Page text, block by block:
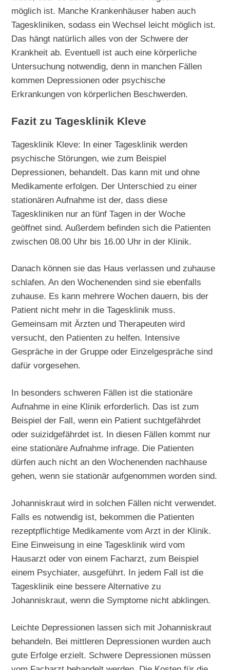
möglich ist. Manche Krankenhäuser haben auch
Tageskliniken, sodass ein Wechsel leicht möglich ist.
Das hängt natürlich alles von der Schwere der
Krankheit ab. Eventuell ist auch eine körperliche
Untersuchung notwendig, denn in manchen Fällen
kommen Depressionen oder psychische
Erkrankungen von körperlichen Beschwerden.
Fazit zu Tagesklinik Kleve
Tagesklinik Kleve: In einer Tagesklinik werden
psychische Störungen, wie zum Beispiel
Depressionen, behandelt. Das kann mit und ohne
Medikamente erfolgen. Der Unterschied zu einer
stationären Aufnahme ist der, dass diese
Tageskliniken nur an fünf Tagen in der Woche
geöffnet sind. Außerdem befinden sich die Patienten
zwischen 08.00 Uhr bis 16.00 Uhr in der Klinik.
Danach können sie das Haus verlassen und zuhause
schlafen. An den Wochenenden sind sie ebenfalls
zuhause. Es kann mehrere Wochen dauern, bis der
Patient nicht mehr in die Tagesklinik muss.
Gemeinsam mit Ärzten und Therapeuten wird
versucht, den Patienten zu helfen. Intensive
Gespräche in der Gruppe oder Einzelgespräche sind
dafür vorgesehen.
In besonders schweren Fällen ist die stationäre
Aufnahme in eine Klinik erforderlich. Das ist zum
Beispiel der Fall, wenn ein Patient suchtgefährdet
oder suizidgefährdet ist. In diesen Fällen kommt nur
eine stationäre Aufnahme infrage. Die Patienten
dürfen auch nicht an den Wochenenden nachhause
gehen, wenn sie stationär aufgenommen worden sind.
Johanniskraut wird in solchen Fällen nicht verwendet.
Falls es notwendig ist, bekommen die Patienten
rezeptpflichtige Medikamente vom Arzt in der Klinik.
Eine Einweisung in eine Tagesklinik wird vom
Hausarzt oder von einem Facharzt, zum Beispiel
einem Psychiater, ausgeführt. In jedem Fall ist die
Tagesklinik eine bessere Alternative zu
Johanniskraut, wenn die Symptome nicht abklingen.
Leichte Depressionen lassen sich mit Johanniskraut
behandeln. Bei mittleren Depressionen wurden auch
gute Erfolge erzielt. Schwere Depressionen müssen